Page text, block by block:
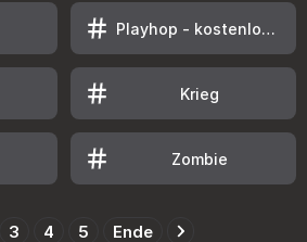
Playhop - kostenlose und bezahlte online-spielseiten
Krieg
Zombie
3 4 5 Ende